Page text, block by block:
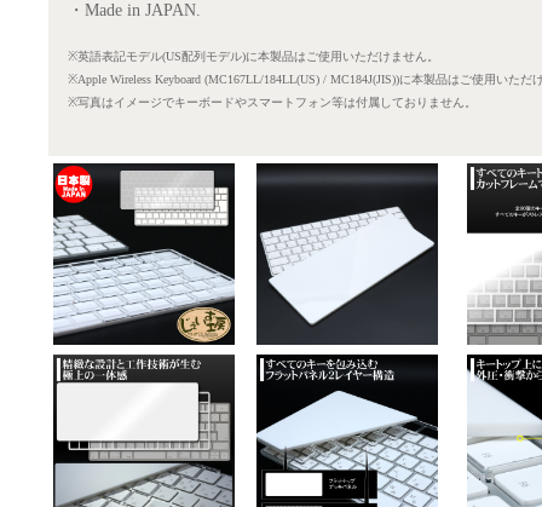
・Made in JAPAN.
※英語表記モデル(US配列モデル)に本製品はご使用いただけません。
※Apple Wireless Keyboard (MC167LL/184LL(US) / MC184J(JIS))に本製品はご使用いただ
※写真はイメージでキーボードやスマートフォン等は付属しておりません。